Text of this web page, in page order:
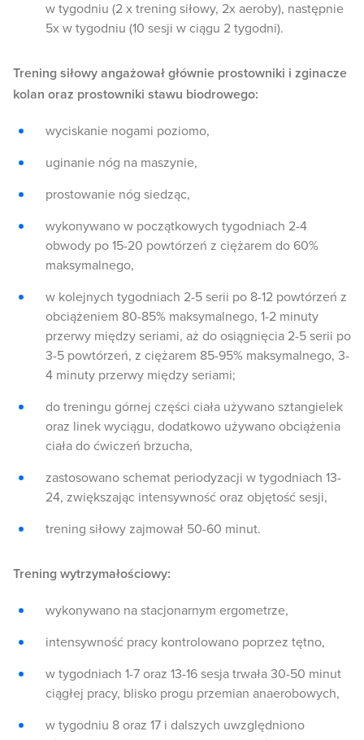
w tygodniu (2 x trening siłowy, 2x aeroby), następnie
5x w tygodniu (10 sesji w ciągu 2 tygodni).
Trening siłowy angażował głównie prostowniki i zginacze
kolan oraz prostowniki stawu biodrowego:
wyciskanie nogami poziomo,
uginanie nóg na maszynie,
prostowanie nóg siedząc,
wykonywano w początkowych tygodniach 2-4
obwody po 15-20 powtórzeń z ciężarem do 60%
maksymalnego,
w kolejnych tygodniach 2-5 serii po 8-12 powtórzeń z
obciążeniem 80-85% maksymalnego, 1-2 minuty
przerwy między seriami, aż do osiągnięcia 2-5 serii po
3-5 powtórzeń, z ciężarem 85-95% maksymalnego, 3-
4 minuty przerwy między seriami;
do treningu górnej części ciała używano sztangielek
oraz linek wyciągu, dodatkowo używano obciążenia
ciała do ćwiczeń brzucha,
zastosowano schemat periodyzacji w tygodniach 13-
24, zwiększając intensywność oraz objętość sesji,
trening siłowy zajmował 50-60 minut.
Trening wytrzymałościowy:
wykonywano na stacjonarnym ergometrze,
intensywność pracy kontrolowano poprzez tętno,
w tygodniach 1-7 oraz 13-16 sesja trwała 30-50 minut
ciągłej pracy, blisko progu przemian anaerobowych,
w tygodniu 8 oraz 17 i dalszych uwzględniono